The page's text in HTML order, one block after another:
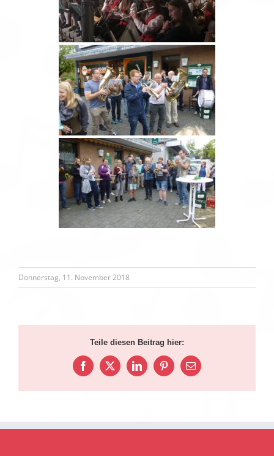
Donnerstag, 11. November 2018
Teile diesen Beitrag hier:
Facebook
X LinkedInPinterestE-